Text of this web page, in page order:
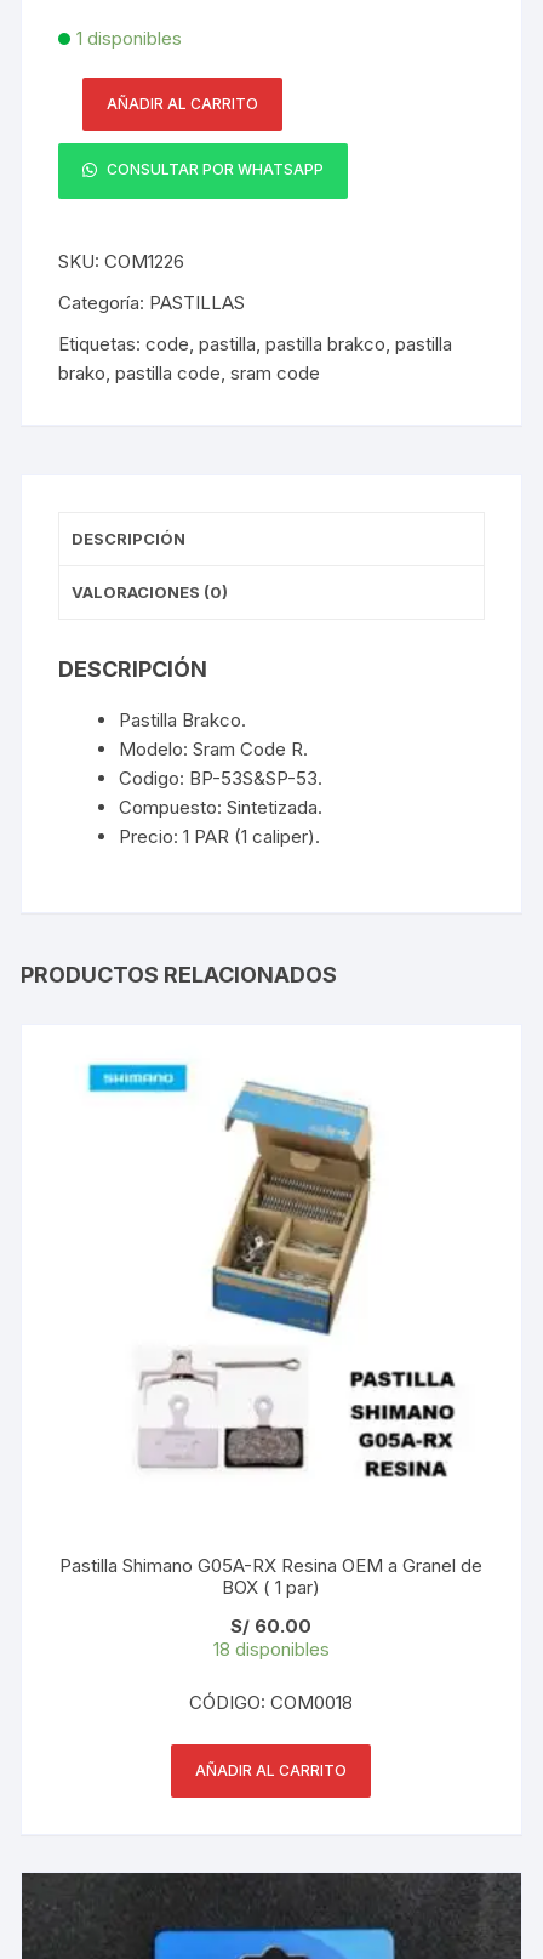
1 disponibles
Pastilla
Brakco
Mod.
Sram
R
Sintetizada
53
&
AÑADIR AL CARRITO
CONSULTAR POR WHATSAPP
SKU:COM1226
Categoría: PASTILLAS
Etiquetas:code,pastilla,pastilla brakco,pastilla
brako,pastilla code,sram code
DESCRIPCIÓN
VALORACIONES (0)
DESCRIPCIÓN
Pastilla Brakco.
Modelo: Sram Code R.
Codigo: BP-53S&SP-53.
Compuesto: Sintetizada.
Precio: 1 PAR (1 caliper).
PRODUCTOS RELACIONADOS
Pastilla Shimano G05A-RX Resina OEM a Granel de
BOX ( 1 par)
S/ 60.00
18 disponibles
CÓDIGO: COM0018
AÑADIR AL CARRITO